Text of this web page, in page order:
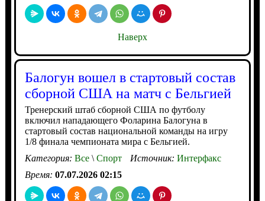
Наверх
Балогун вошел в стартовый состав
сборной США на матч с Бельгией
Тренерский штаб сборной США по футболу
включил нападающего Фоларина Балогуна в
стартовый состав национальной команды на игру
1/8 финала чемпионата мира с Бельгией.
Категория: Все\Спорт Источник: Интерфакс
Время: 07.07.2026 02:15